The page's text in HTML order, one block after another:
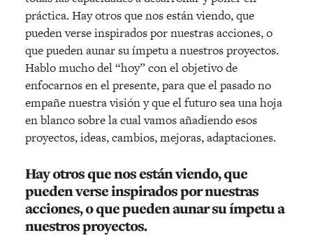
práctica. Hay otros que nos están viendo, que
pueden verse inspirados por nuestras acciones, o
que pueden aunar su ímpetu a nuestros proyectos.
Hablo mucho del “hoy” con el objetivo de
enfocarnos en el presente, para que el pasado no
empañe nuestra visión y que el futuro sea una hoja
en blanco sobre la cual vamos añadiendo esos
proyectos, ideas, cambios, mejoras, adaptaciones.
Hay otros que nos están viendo, que
pueden verse inspirados por nuestras
acciones, o que pueden aunar su ímpetu a
nuestros proyectos.